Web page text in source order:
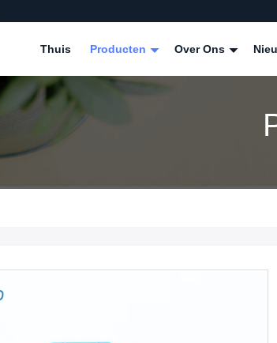
Thuis Producten Over Ons